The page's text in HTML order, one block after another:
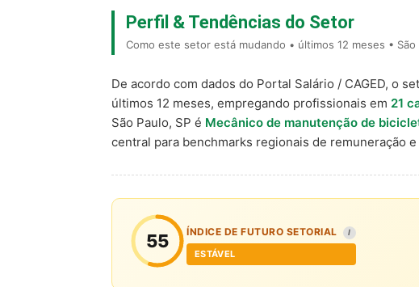
Perfil & Tendências do Setor
Como este setor está mudando • últimos 12 meses •
De acordo com dados do Portal Salário / CAGED, o
últimos 12 meses, empregando profissionais em 21
São Paulo, SP é Mecânico de manutenção de
central para benchmarks regionais de remuneração
55 ÍNDICE DE FUTURO SETORIAL I
ESTÁVEL